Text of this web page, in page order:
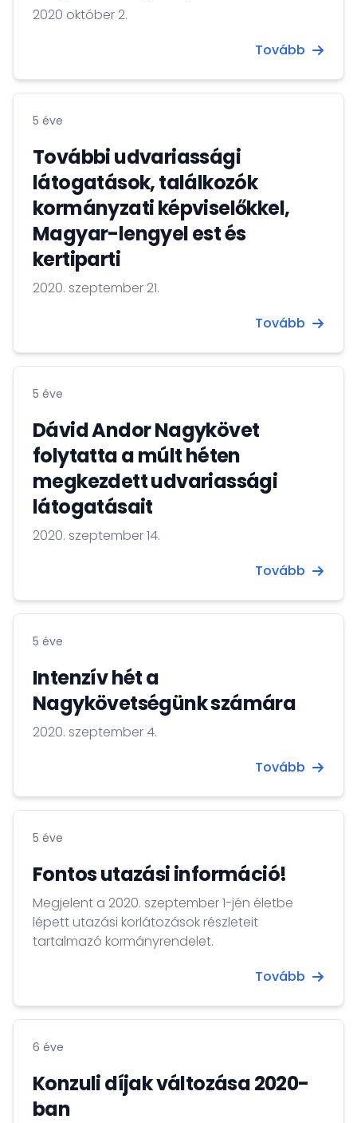
2020 október 2.
Tovább
5 éve
További udvariassági
látogatások, találkozók
kormányzati képviselőkkel,
Magyar-lengyel est és
kertiparti
2020. szeptember 21.
Tovább
5 éve
Dávid Andor Nagykövet
folytatta a múlt héten
megkezdett udvariassági
látogatásait
2020. szeptember 14.
Tovább
5 éve
Intenzív hét a
Nagykövetségünk számára
2020. szeptember 4.
Tovább
5 éve
Fontos utazási információ!
Megjelent a 2020. szeptember 1-jén életbe
lépett utazási korlátozások részleteit
tartalmazó kormányrendelet.
Tovább
6 éve
Konzuli díjak változása 2020-
ban